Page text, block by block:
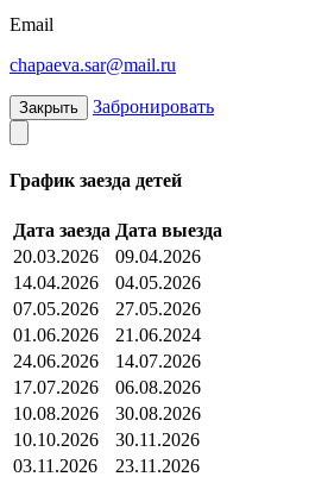
Email
chapaeva.sar@mail.ru
Закрыть Забронировать
График заезда детей
Дата заезда Дата выезда
20.03.2026
09.04.2026
14.04.2026
04.05.2026
07.05.2026
27.05.2026
01.06.2026
21.06.2024
24.06.2026
14.07.2026
17.07.2026
06.08.2026
10.08.2026
30.08.2026
10.10.2026
30.11.2026
03.11.2026
23.11.2026